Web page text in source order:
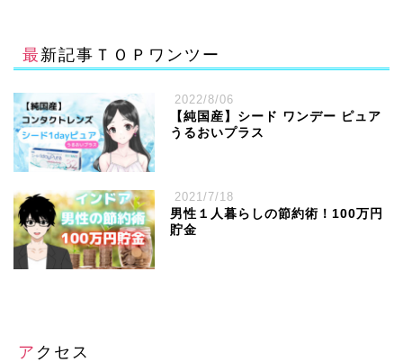
最新記事ＴＯＰワンツー
2022/8/06
【純国産】シード ワンデー ピュア
うるおいプラス
2021/7/18
男性１人暮らしの節約術！100万円
貯金
アクセス